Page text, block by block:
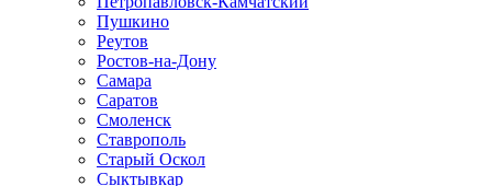
Пушкино
Реутов
Ростов-на-Дону
Самара
Саратов
Смоленск
Ставрополь
Старый Оскол
Сыктывкар